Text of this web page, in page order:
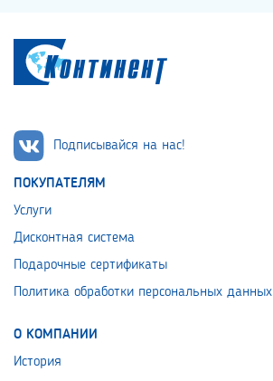
Подписывайся на нас!
ПОКУПАТЕЛЯМ
Услуги
Дисконтная система
Подарочные сертификаты
Политика обработки персональных данных
О КОМПАНИИ
История